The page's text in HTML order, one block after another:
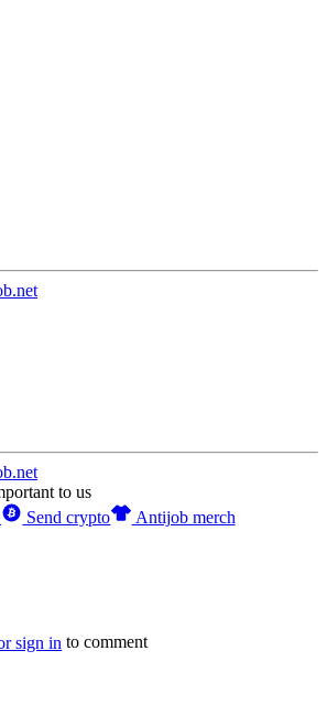
to us
Send crypto Antijob merch
sign in to comment